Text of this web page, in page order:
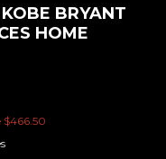
BRYANT
HOME
$466.50